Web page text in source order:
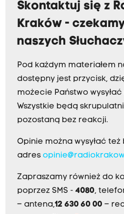
Skontaktuj się z
Kraków -
naszych
Pod każdym materiałem
dostępny jest przycisk,
możecie Państwo
Wszystkie będą
pozostaną bez reakcji.
Opinie można wysyłać
adres
Zapraszamy również do
poprzez SMS - 4080,
– antena,12 630 60 00 –